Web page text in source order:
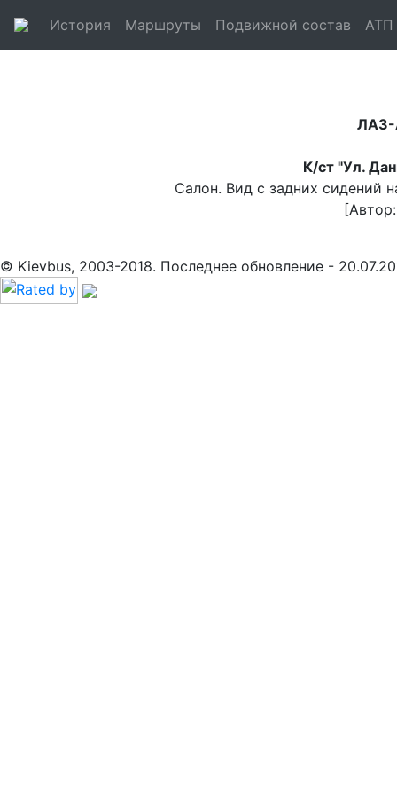
История Маршруты Подвижной состав АТП
К/ст "Ул.
Салон. Вид с задних сидений
© Kievbus, 2003-2018. Последнее обновление -